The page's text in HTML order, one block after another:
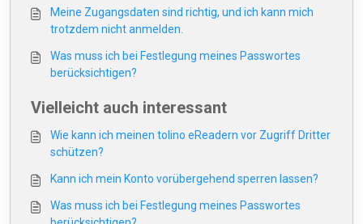
Meine Zugangsdaten sind richtig, und ich kann mich
trotzdem nicht anmelden.
Was muss ich bei Festlegung meines Passwortes
berücksichtigen?
Vielleicht auch interessant
Wie kann ich meinen tolino eReadern vor Zugriff Dritter
schützen?
Kann ich mein Konto vorübergehend sperren lassen?
Was muss ich bei Festlegung meines Passwortes